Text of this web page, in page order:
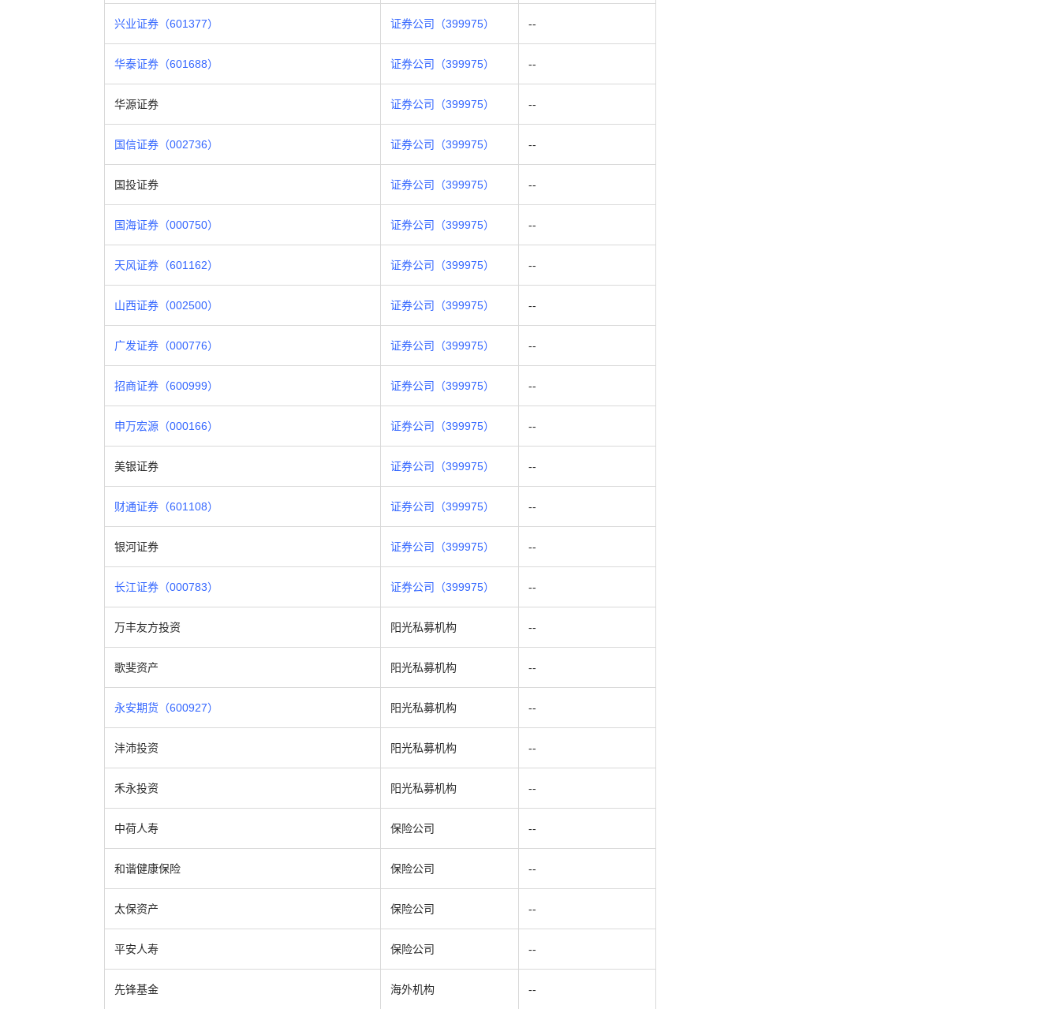
兴业证券（601377） 证券公司（399975） --
华泰证券（601688） 证券公司（399975） --
华源证券 证券公司（399975） --
国信证券（002736） 证券公司（399975） --
国投证券 证券公司（399975） --
国海证券（000750） 证券公司（399975） --
天风证券（601162） 证券公司（399975） --
山西证券（002500） 证券公司（399975） --
广发证券（000776） 证券公司（399975） --
招商证券（600999） 证券公司（399975） --
申万宏源（000166） 证券公司（399975） --
美银证券 证券公司（399975） --
财通证券（601108） 证券公司（399975） --
银河证券 证券公司（399975） --
长江证券（000783） 证券公司（399975） --
万丰友方投资 阳光私募机构 --
歌斐资产 阳光私募机构 --
永安期货（600927） 阳光私募机构 --
沣沛投资 阳光私募机构 --
禾永投资 阳光私募机构 --
中荷人寿 保险公司 --
和谐健康保险 保险公司 --
太保资产 保险公司 --
平安人寿 保险公司 --
先锋基金 海外机构 --